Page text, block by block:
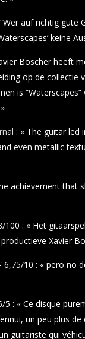
auf richtig gute
keine
Boscher heeft
op de collectie
is
: « The guitar
even metallic
achievement that
100 : « Het
Xavier
6,75/10 : « pero no
5 : « Ce disque
un peu plus
guitariste qui